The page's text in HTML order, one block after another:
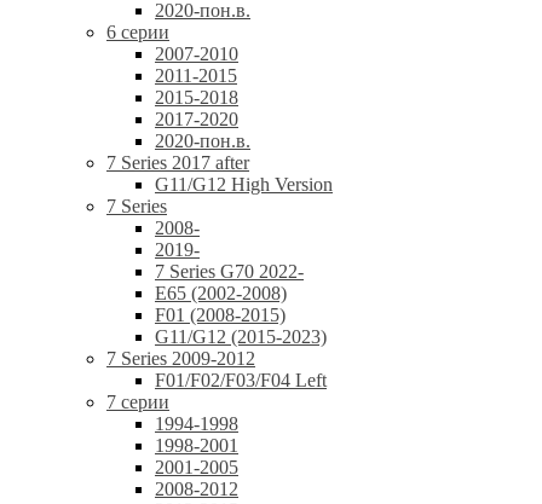
2020-пон.в.
6 серии
2007-2010
2011-2015
2015-2018
2017-2020
2020-пон.в.
7 Series 2017 after
G11/G12 High Version
7 Series
2008-
2019-
7 Series G70 2022-
E65 (2002-2008)
F01 (2008-2015)
G11/G12 (2015-2023)
7 Series 2009-2012
F01/F02/F03/F04 Left
7 серии
1994-1998
1998-2001
2001-2005
2008-2012